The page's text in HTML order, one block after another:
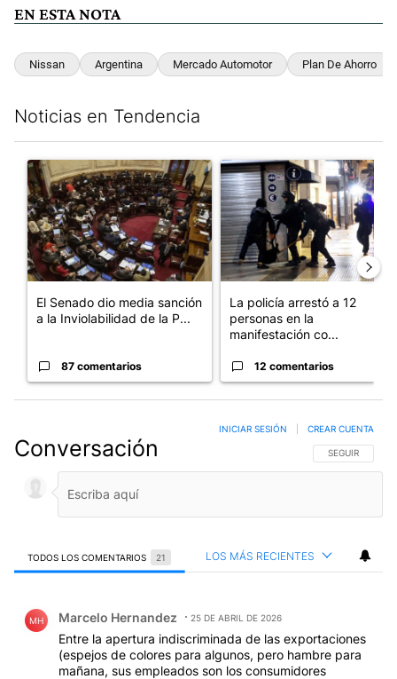
EN ESTA NOTA
Nissan Argentina Mercado Automotor Plan De Ahorro
Noticias en Tendencia
Un artículo de tendencia con el título "El Senado dio media
El Senado dio media sanción
a la Inviolabilidad de la P...
87 comentarios
Un artículo de tendencia con
La policía arrestó a 12
personas en la
manifestación co...
12 comentarios
Conversación SIGA ESTA
SEGUIR
INICIAR SESIÓN CREAR CUENTA
TODOS LOS COMENTARIOS 21 LOS MÁS RECIENTES
MH Marcelo Hernandez 25 DE ABRIL DE 2026
Entre la apertura indiscriminada de las exportaciones
(espejos de colores para algunos, pero hambre para
mañana, sus empleados son los consumidores